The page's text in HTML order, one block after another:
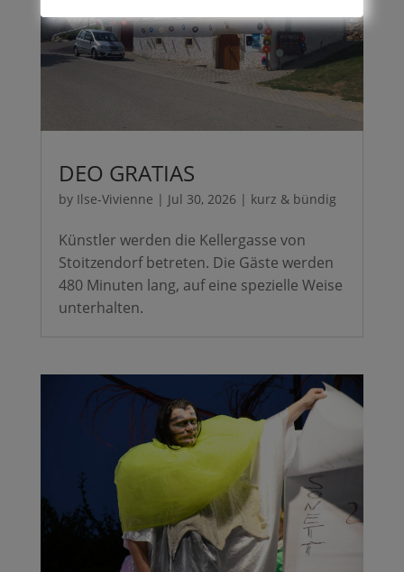
DEO GRATIAS
by Ilse-Vivienne | Jul 30, 2026 | kurz & bündig
Künstler werden die Kellergasse von
Stoitzendorf betreten. Die Gäste werden
480 Minuten lang, auf eine spezielle Weise
unterhalten.